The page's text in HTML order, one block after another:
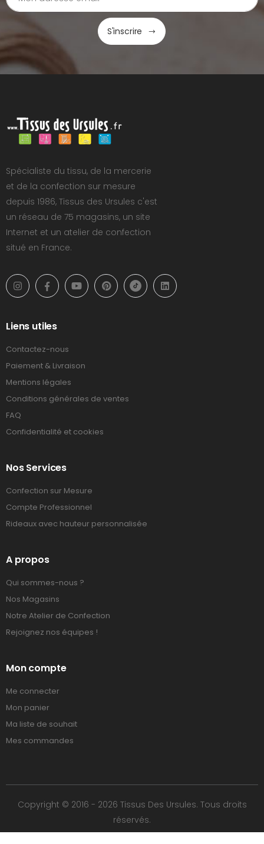
S'inscrire
Spécialiste du tissu, de la mercerie
et de la confection sur mesure
depuis 1986, Tissus des Ursules c'est
un réseau de 75 magasins, un site
Internet et un atelier de confection
situé en France.
Liens utiles
Contactez-nous
Paiement & Livraison
Mentions légales
Conditions générales de ventes
FAQ
Confidentialité et cookies
Nos Services
Confection sur Mesure
Compte Professionnel
Rideaux avec hauteur personnalisée
A propos
Qui sommes-nous ?
Nos Magasins
Notre Atelier de Confection
Rejoignez nos équipes !
Mon compte
Me connecter
Mon panier
Ma liste de souhait
Mes commandes
Copyright © 2016 - 2026 Tissus Des Ursules. Tous droits
réservés.